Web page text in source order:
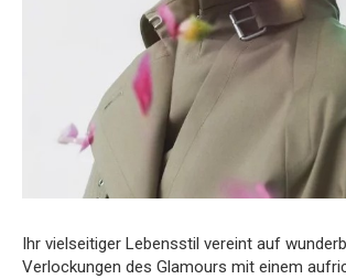
Ihr vielseitiger Lebensstil vereint auf
Verlockungen des Glamours mit einem